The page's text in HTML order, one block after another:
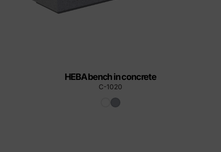
HEBA bench in concrete
C-1020